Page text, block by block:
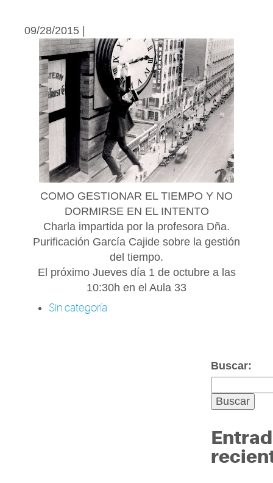
09/28/2015 |
COMO GESTIONAR EL TIEMPO Y NO
DORMIRSE EN EL INTENTO
Charla impartida por la profesora Dña.
Purificación García Cajide sobre la gestión
del tiempo.
El próximo Jueves día 1 de octubre a las
10:30h en el Aula 33
Sin categoría
Buscar: